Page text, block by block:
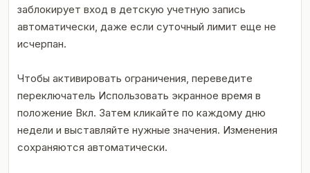
заблокирует вход в детскую учетную запись
автоматически, даже если суточный лимит еще не
исчерпан.
Чтобы активировать ограничения, переведите
переключатель Использовать экранное время в
положение Вкл. Затем кликайте по каждому дню
недели и выставляйте нужные значения. Изменения
сохраняются автоматически.